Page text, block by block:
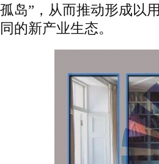
孤岛”，从而推动形成以
同的新产业生态。